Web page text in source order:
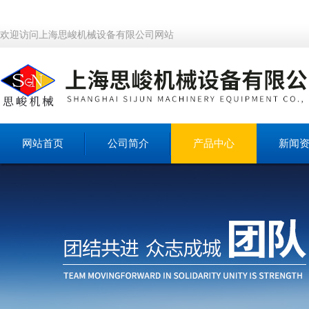
欢迎访问上海思峻机械设备有限公司网站
网站首页 公司简介 产品中心 新闻